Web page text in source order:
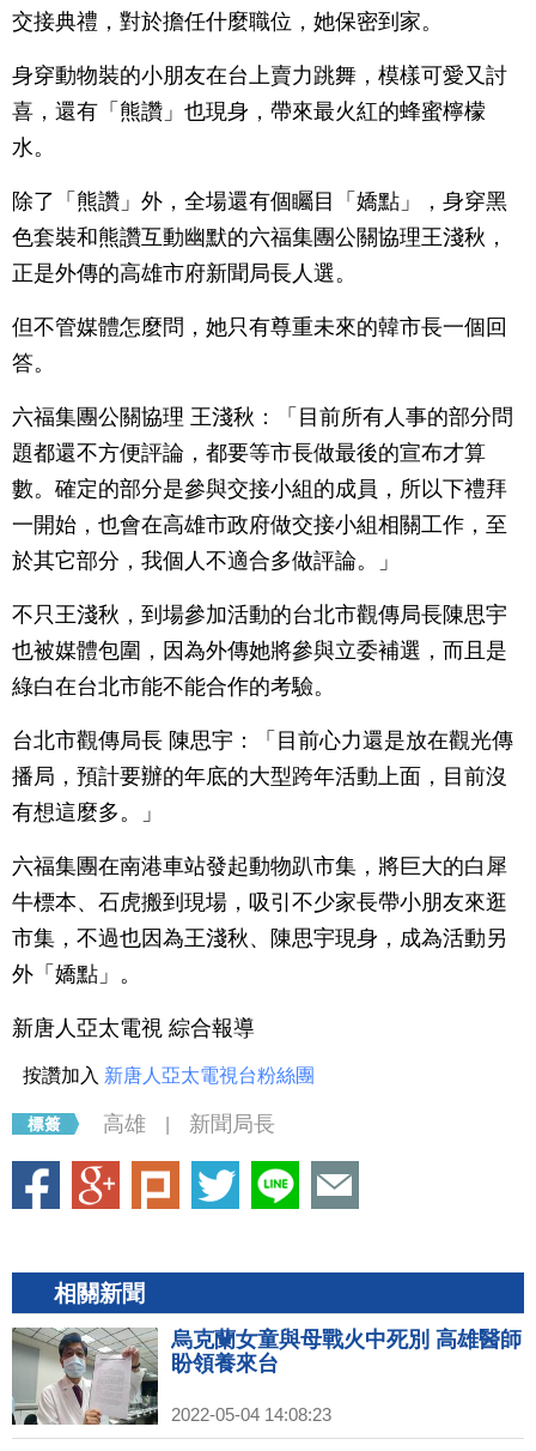
交接典禮，對於擔任什麼職位，她保密到家。
身穿動物裝的小朋友在台上賣力跳舞，模樣可愛又討
喜，還有「熊讚」也現身，帶來最火紅的蜂蜜檸檬
水。
除了「熊讚」外，全場還有個矚目「嬌點」，身穿黑
色套裝和熊讚互動幽默的六福集團公關協理王淺秋，
正是外傳的高雄市府新聞局長人選。
但不管媒體怎麼問，她只有尊重未來的韓市長一個回
答。
六福集團公關協理 王淺秋：「目前所有人事的部分問
題都還不方便評論，都要等市長做最後的宣布才算
數。確定的部分是參與交接小組的成員，所以下禮拜
一開始，也會在高雄市政府做交接小組相關工作，至
於其它部分，我個人不適合多做評論。」
不只王淺秋，到場參加活動的台北市觀傳局長陳思宇
也被媒體包圍，因為外傳她將參與立委補選，而且是
綠白在台北市能不能合作的考驗。
台北市觀傳局長 陳思宇：「目前心力還是放在觀光傳
播局，預計要辦的年底的大型跨年活動上面，目前沒
有想這麼多。」
六福集團在南港車站發起動物趴市集，將巨大的白犀
牛標本、石虎搬到現場，吸引不少家長帶小朋友來逛
市集，不過也因為王淺秋、陳思宇現身，成為活動另
外「嬌點」。
新唐人亞太電視 綜合報導
按讚加入 新唐人亞太電視台粉絲團
高雄 新聞局長
相關新聞
烏克蘭女童與母戰火中死別 高雄醫師
盼領養來台
2022-05-04 14:08:23